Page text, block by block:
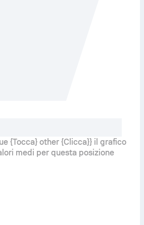
{Tocca} other {Clicca}} il grafico
medi per questa posizione